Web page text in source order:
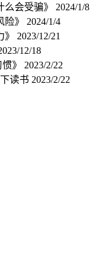
么会受骗》 2024/1/8
险》 2024/1/4
》 2023/12/21
12/18
》 2023/2/22
读书 2023/2/22